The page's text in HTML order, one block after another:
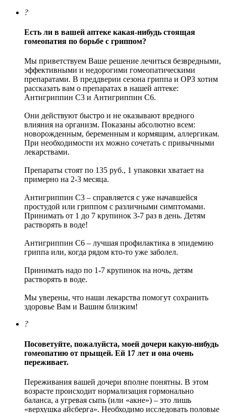
?
Есть ли в вашей аптеке какая-нибудь стоящая
гомеопатия по борьбе с гриппом?
Мы приветствуем Ваше решение лечиться безвредными,
эффективными и недорогими гомеопатическими
препаратами. В преддверии сезона гриппа и ОРЗ хотим
рассказать вам о препаратах в нашей аптеке:
Антигриппин С3 и Антигриппин С6.
Они действуют быстро и не оказывают вредного
влияния на организм. Показаны абсолютно всем:
новорожденным, беременным и кормящим, аллергикам.
При необходимости их можно сочетать с привычными
лекарствами.
Препараты стоят по 135 руб., 1 упаковки хватает на
примерно на 2-3 месяца.
Антигриппин С3 – справляется с уже начавшейся
простудой или гриппом с различными симптомами.
Принимать от 1 до 7 крупинок 3-7 раз в день. Детям
растворять в воде!
Антигриппин С6 – лучшая профилактика в эпидемию
гриппа или, когда рядом кто-то уже заболел.
Принимать надо по 1-7 крупинок на ночь, детям
растворять в воде.
Мы уверены, что наши лекарства помогут сохранить
здоровье Вам и Вашим близким!
?
Посоветуйте, пожалуйста, моей дочери какую-нибудь
гомеопатию от прыщей. Ей 17 лет и она очень
переживает.
Переживания вашей дочери вполне понятны. В этом
возрасте происходит нормализация гормонально
баланса, а угревая сыпь (или «акне») – это лишь
«верхушка айсберга». Необходимо исследовать половые